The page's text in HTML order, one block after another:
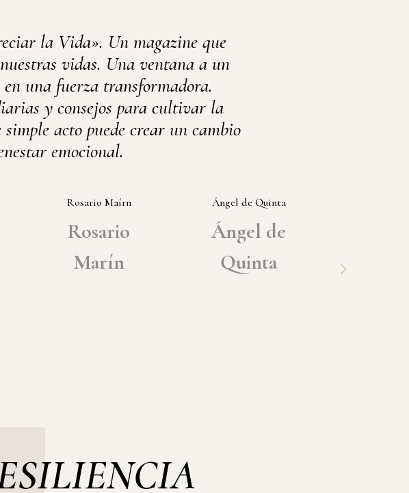
la Vida». Un magazine que
vidas. Una ventana a un
una fuerza transformadora.
y consejos para cultivar la
acto puede crear un cambio
emocional.
Rosario Maírn
Rosario
Marín
Ángel de Quinta
Ángel de
Quinta